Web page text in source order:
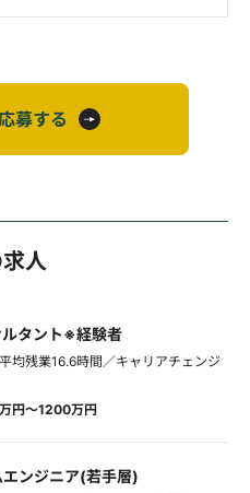
募する
人
ルタント※経験者
均残業16.6時間／キャリアチェンジ
円～1200万円
エンジニア(若手層)